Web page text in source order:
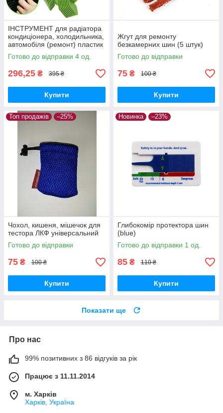
ІНСТРУМЕНТ для радіатора
кондиціонера, холодильника,
автомобіля (ремонт) пластик
Готово до відправки 4 од.
296,25 ₴ 395 ₴
Купити
Жгут для ремонту
безкамерних шин (5 штук)
Готово до відправки
75 ₴ 100 ₴
Купити
Топ продажів –25%
Чохол, кишеня, мішечок для
тестора ЛКФ універсальний
Готово до відправки
75 ₴ 100 ₴
Купити
Новинка –23%
Глибокомір протектора шин
(blue)
Готово до відправки 1 од.
85 ₴ 110 ₴
Купити
Показати ще
Про нас
99% позитивних з 86 відгуків за рік
Працює з 11.11.2014
м. Харків
Харків, Україна